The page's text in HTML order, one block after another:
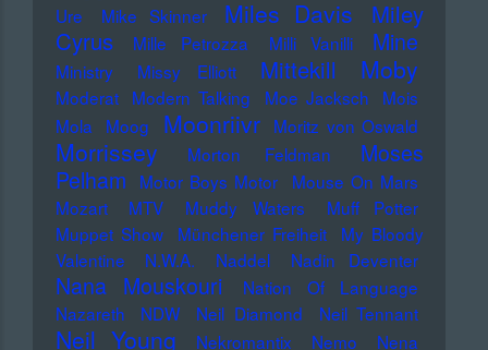
Ure
Mike Skinner Miles Davis
Miley
Cyrus
Mille Petrozza Milli Vanilli Mine
Ministry Missy Elliott Mittekill Moby
Moderat Modern Talking Moe Jacksch
Mois
Mola
Moog Moonriivr Moritz von Oswald
Morrissey Morton Feldman
Moses
Pelham
Motor Boys Motor
Mouse On Mars
Mozart
MTV Muddy Waters
Muff Potter
Muppet Show
Münchener Freiheit
My Bloody
Valentine
N.W.A. Naddel Nadin Deventer
Nana Mouskouri
Nation Of Language
Nazareth
NDW Neil Diamond Neil Tennant
Neil Young Nekromantix Nemo
Nena